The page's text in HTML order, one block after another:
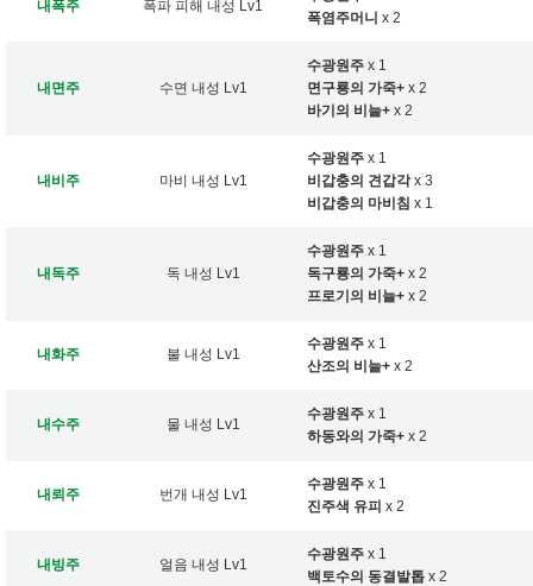
내폭주 폭파 피해 내성 Lv1
폭염주머니 x 2
내면주 수면 내성 Lv1
수광원주 x 1
면구룡의 가죽+ x 2
바기의 비늘+ x 2
내비주 마비 내성 Lv1
수광원주 x 1
비갑충의 견갑각x 3
비갑충의 마비침 x 1
내독주 독 내성 Lv1
수광원주 x 1
독구룡의 가죽+ x 2
프로기의 비늘+ x 2
내화주 불 내성 Lv1
수광원주 x 1
산조의 비늘+ x 2
내수주 물 내성 Lv1
수광원주 x 1
하동와의 가죽+ x 2
내뢰주 번개 내성 Lv1
수광원주 x 1
진주색 유피 x 2
내빙주 얼음 내성 Lv1
수광원주 x 1
백토수의 동결발톱 x 2